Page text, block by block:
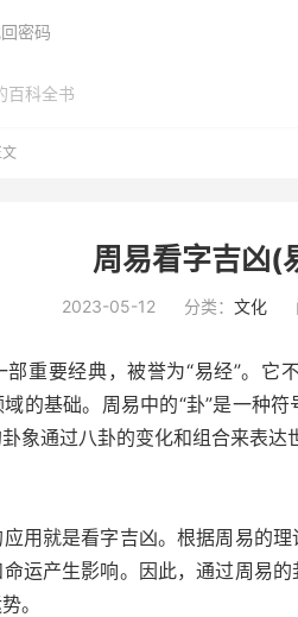
百科全书
密码
周易看字吉凶(
2023-05-12 分类： 文化
部重要经典，被誉为“易经”。
的基础。周易中的“卦”是一种
象通过八卦的变化和组合来表达
用就是看字吉凶。根据周易的
运产生影响。因此，通过周易
。